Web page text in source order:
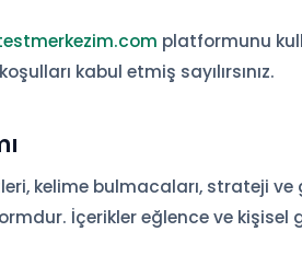
platformunu
kabul etmiş sayılırsınız.
kelime bulmacaları, strateji
İçerikler eğlence ve kişisel